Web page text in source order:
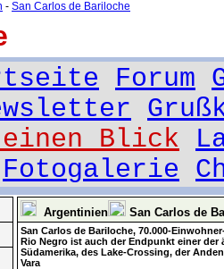
Forum
Blick
Fotogalerie
- San Carlos de Bariloche
Argentinien San Carlos de
San Carlos de Bariloche, 70.000-
Rio Negro ist auch der Endpunkt einer
Südamerika, des Lake-Crossing, der
Vara